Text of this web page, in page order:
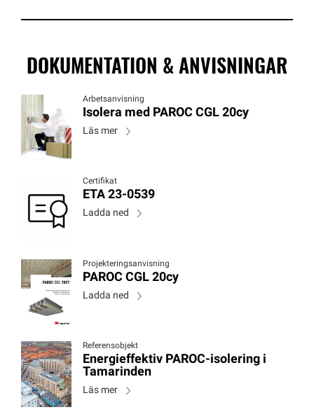
DOKUMENTATION & ANVISNINGAR
Arbetsanvisning
Isolera med PAROC CGL 20cy
Läs mer
Certifikat
ETA 23-0539
Ladda ned
Projekteringsanvisning
PAROC CGL 20cy
Ladda ned
Referensobjekt
Energieffektiv PAROC-isolering i
Tamarinden
Läs mer